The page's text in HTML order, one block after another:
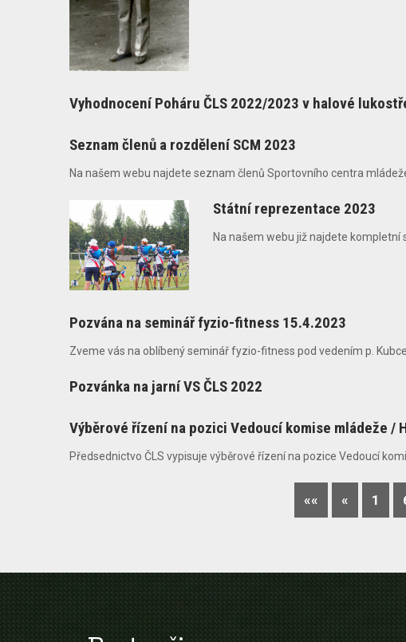
Vyhodnocení Poháru ČLS 2022/2023 v halové
Seznam členů a rozdělení SCM 2023
Na našem webu najdete seznam členů Sportovního centra
Státní reprezentace 2023
Na našem webu již najdete
Pozvána na seminář fyzio-fitness 15.4.2023
Zveme vás na oblíbený seminář fyzio-fitness pod vedením p.
Pozvánka na jarní VS ČLS 2022
Výběrové řízení na pozici Vedoucí komise mládeže /
Předsednictvo ČLS vypisuje výběrové řízení na pozice Vedoucí
«« « 1